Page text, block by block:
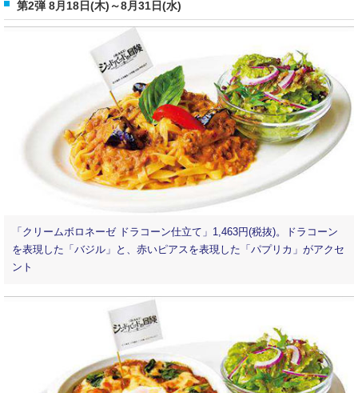
第2弾 8月18日(木)～8月31日(水)
「クリームボロネーゼ ドラコーン仕立て」1,463円(税抜)。ドラコーン
を表現した「バジル」と、赤いピアスを表現した「パプリカ」がアクセ
ント